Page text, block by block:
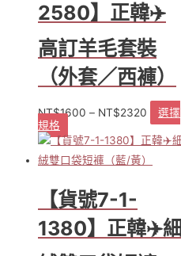
2580】正韓✈️
高訂羊毛套裝
（外套／西褲）
NT$1600 – NT$2320
選擇
規格
產
品
多
種
款
式。
【貨號7-1-
1380】正韓✈️細